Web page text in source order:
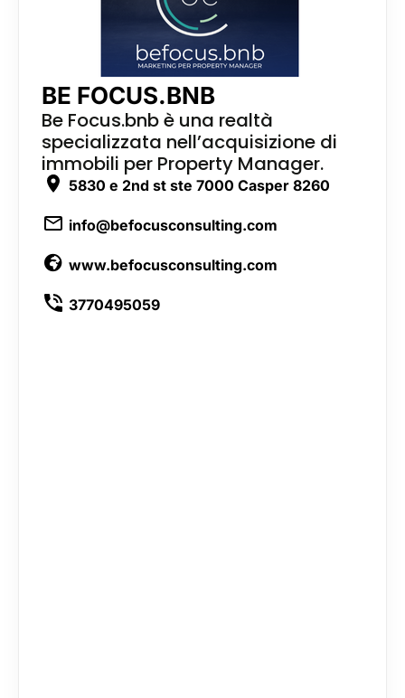
BE FOCUS.BNB
Be Focus.bnb è una realtà
specializzata nell’acquisizione di
immobili per Property Manager.
5830 e 2nd st ste 7000 Casper 8260
info@befocusconsulting.com
www.befocusconsulting.com
3770495059